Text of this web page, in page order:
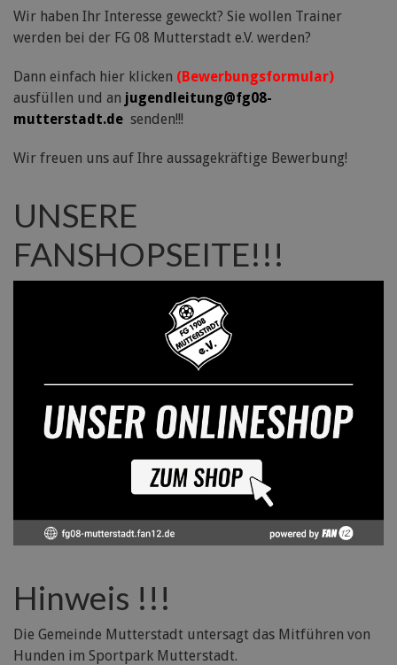
Wir haben Ihr Interesse geweckt? Sie wollen Trainer
werden bei der FG 08 Mutterstadt e.V. werden?
Dann einfach hier klicken (Bewerbungsformular)
ausfüllen und an jugendleitung@fg08-
mutterstadt.de senden!!!
Wir freuen uns auf Ihre aussagekräftige Bewerbung!
UNSERE
FANSHOPSEITE!!!
Hinweis !!!
Die Gemeinde Mutterstadt untersagt das Mitführen von
Hunden im Sportpark Mutterstadt.